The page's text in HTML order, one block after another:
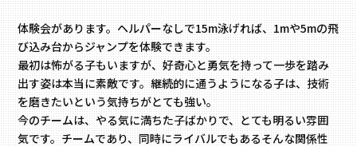
体験会があります。ヘルパーなしで15m泳げれば、1mや5mの飛
び込み台からジャンプを体験できます。
最初は怖がる子もいますが、好奇心と勇気を持って一歩を踏み
出す姿は本当に素敵です。継続的に通うようになる子は、技術
を磨きたいという気持ちがとても強い。
今のチームは、やる気に満ちた子ばかりで、とても明るい雰囲
気です。チームであり、同時にライバルでもある――そんな関係性